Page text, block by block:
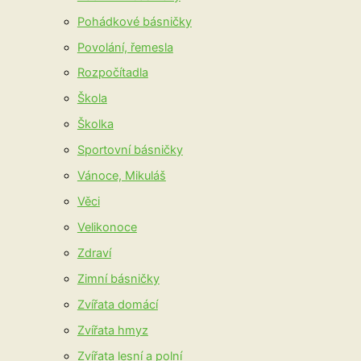
Pohádkové básničky
Povolání, řemesla
Rozpočítadla
Škola
Školka
Sportovní básničky
Vánoce, Mikuláš
Věci
Velikonoce
Zdraví
Zimní básničky
Zvířata domácí
Zvířata hmyz
Zvířata lesní a polní